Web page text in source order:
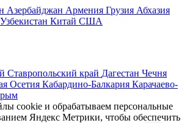
Азербайджан Армения Грузия Абхазия
Узбекистан Китай США
Ставропольский край Дагестан Чечня
Осетия Кабардино-Балкария Карачаево-
cookie и обрабатываем персональные
Яндекс Метрики, чтобы обеспечить